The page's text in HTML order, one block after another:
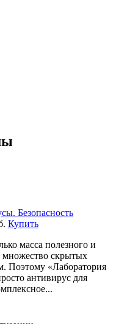
Безопасность
Купить
масса полезного и
множество скрытых
Поэтому «Лаборатория
антивирус для